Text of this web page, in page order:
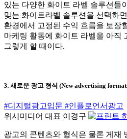
있는 다양한 화이트 라벨 솔루션들
맞는 화이트라벨 솔루션을 선택하
환경에서 고정된 수익 흐름을 보장
마케팅 활동에 화이트 라벨을 아직
그렇게 할 때이다.
3. 새로운 광고 형식 (New advertising
#디지털광고입문 #인플로언서광고
위시미디어 대표 이경구
광고의 콘텐츠와 형식은 물론 게재